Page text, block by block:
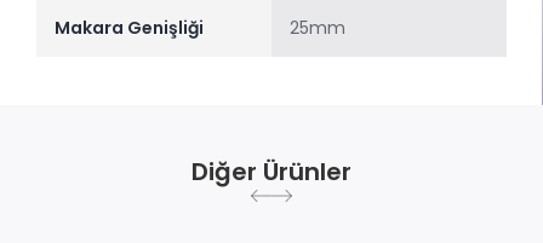
Makara Genişliği 25mm
Diğer Ürünler